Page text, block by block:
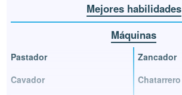
Mejores habilidades
Máquinas
Pastador
Cavador
Zancador
Chatarrero